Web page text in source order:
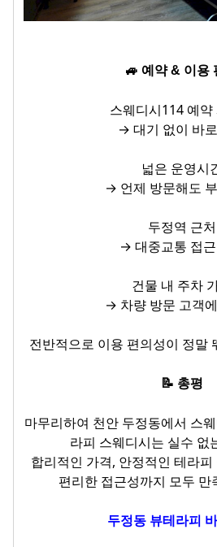
🚙 예약 & 이용
스웨디시114 예약
→ 대기 없이 바
넓은 운영시
→ 언제 방문해도
두정역 근처
→ 대중교통 접
건물 내 주차
→ 차량 방문 고객
전반적으로 이용 편의성이 정말
📝 총평
마무리하여 천안 두정동에서 스
라피 스웨디시는 실수 없
합리적인 가격, 안정적인 테라
편리한 접근성까지 모두 만
두정동 뷰테라피